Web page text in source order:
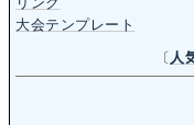
大会テンプレート
〔 人